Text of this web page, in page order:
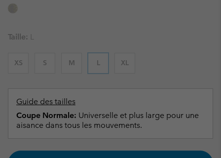
Taille:
XS S M L XL
Guide des tailles
Coupe Normale: Universelle et plus large pour une
aisance dans tous les mouvements.